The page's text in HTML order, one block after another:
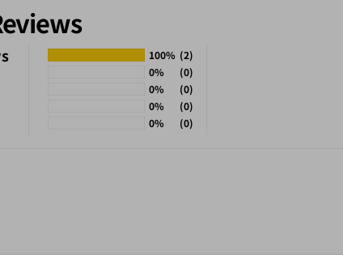
100% (2)
0%
(0)
0%
(0)
0%
(0)
0%
(0)